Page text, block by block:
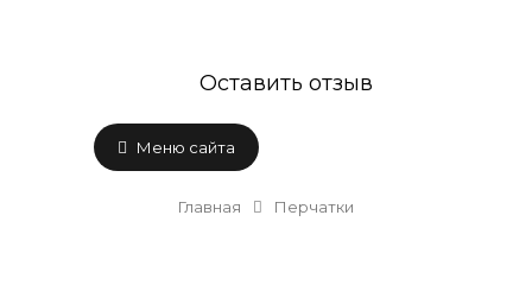
Оставить отзыв
Меню сайта
Главная Перчатки